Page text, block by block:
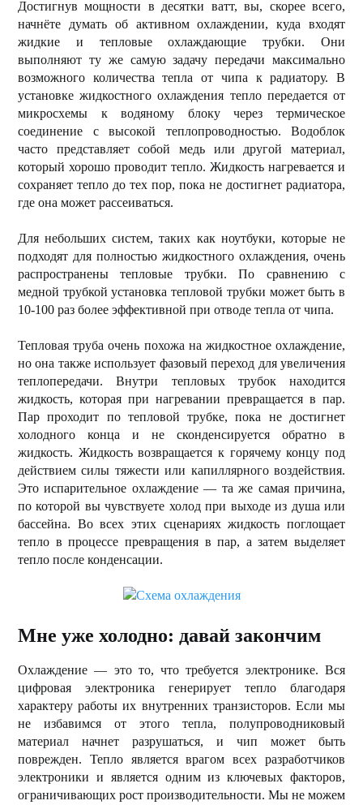
Достигнув мощности в десятки ватт, вы, скорее всего,
начнёте думать об активном охлаждении, куда входят
жидкие и тепловые охлаждающие трубки. Они
выполняют ту же самую задачу передачи максимально
возможного количества тепла от чипа к радиатору. В
установке жидкостного охлаждения тепло передается от
микросхемы к водяному блоку через термическое
соединение с высокой теплопроводностью. Водоблок
часто представляет собой медь или другой материал,
который хорошо проводит тепло. Жидкость нагревается и
сохраняет тепло до тех пор, пока не достигнет радиатора,
где она может рассеиваться.
Для небольших систем, таких как ноутбуки, которые не
подходят для полностью жидкостного охлаждения, очень
распространены тепловые трубки. По сравнению с
медной трубкой установка тепловой трубки может быть в
10-100 раз более эффективной при отводе тепла от чипа.
Тепловая труба очень похожа на жидкостное охлаждение,
но она также использует фазовый переход для увеличения
теплопередачи. Внутри тепловых трубок находится
жидкость, которая при нагревании превращается в пар.
Пар проходит по тепловой трубке, пока не достигнет
холодного конца и не сконденсируется обратно в
жидкость. Жидкость возвращается к горячему концу под
действием силы тяжести или капиллярного воздействия.
Это испарительное охлаждение — та же самая причина,
по которой вы чувствуете холод при выходе из душа или
бассейна. Во всех этих сценариях жидкость поглощает
тепло в процессе превращения в пар, а затем выделяет
тепло после конденсации.
Мне уже холодно: давай закончим
Охлаждение — это то, что требуется электронике. Вся
цифровая электроника генерирует тепло благодаря
характеру работы их внутренних транзисторов. Если мы
не избавимся от этого тепла, полупроводниковый
материал начнет разрушаться, и чип может быть
поврежден. Тепло является врагом всех разработчиков
электроники и является одним из ключевых факторов,
ограничивающих рост производительности. Мы не можем